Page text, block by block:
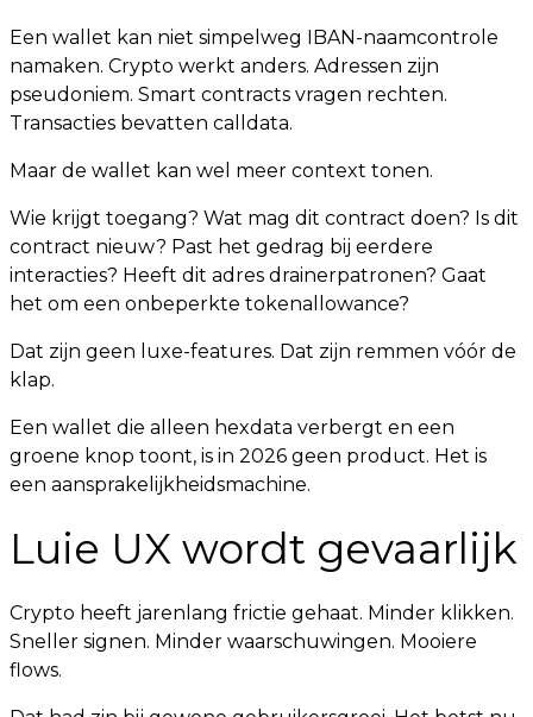
Een wallet kan niet simpelweg IBAN-naamcontrole
namaken. Crypto werkt anders. Adressen zijn
pseudoniem. Smart contracts vragen rechten.
Transacties bevatten calldata.
Maar de wallet kan wel meer context tonen.
Wie krijgt toegang? Wat mag dit contract doen? Is dit
contract nieuw? Past het gedrag bij eerdere
interacties? Heeft dit adres drainerpatronen? Gaat
het om een onbeperkte tokenallowance?
Dat zijn geen luxe-features. Dat zijn remmen vóór de
klap.
Een wallet die alleen hexdata verbergt en een
groene knop toont, is in 2026 geen product. Het is
een aansprakelijkheidsmachine.
Luie UX wordt gevaarlijk
Crypto heeft jarenlang frictie gehaat. Minder klikken.
Sneller signen. Minder waarschuwingen. Mooiere
flows.